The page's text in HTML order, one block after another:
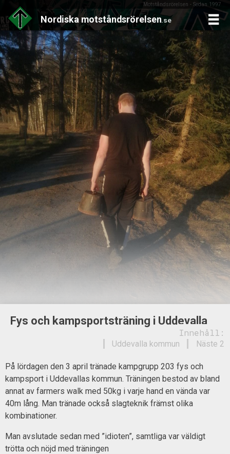
Motståndsrörelsen - Sedan 1997
Nordiska motståndsrörelsen.se
Skip
to
content
Fys och kampsportsträning i Uddevalla
Innehåll:
Näste 2
Uddevalla kommun
På lördagen den 3 april tränade kampgrupp 203 fys och
kampsport i Uddevallas kommun. Träningen bestod av bland
annat av farmers walk med 50kg i varje hand en vända var
40m lång. Man tränade också slagteknik främst olika
kombinationer.
Man avslutade sedan med ”idioten”, samtliga var väldigt
trötta och nöjd med träningen